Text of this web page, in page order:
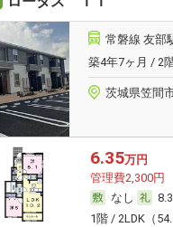
常磐線 友部
築4年7ヶ月 / 2
茨城県笠間
6.35万円
管理費2,300円
なし
1階 / 2LDK（